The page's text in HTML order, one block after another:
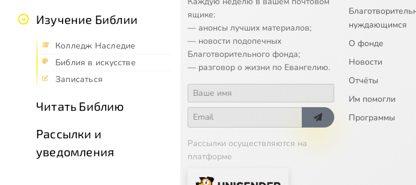
Изучение Библии
Колледж Наследие
Библия в искусстве
Записаться
Читать Библию
Рассылки и
уведомления
ящике:
— анонсы лучших материалов;
— новости подопечных
Благотворительного фонда;
— разговор о жизни по Евангелию.
Рассылки осуществляются на
платформе
нуждающимся
О фонде
Новости
Отчёты
Им помогли
Программы